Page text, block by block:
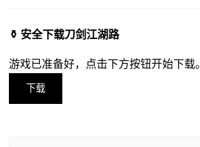
⚱️ 安全下载刀剑江湖路
游戏已准备好，点击下方按钮开始下载。
下载